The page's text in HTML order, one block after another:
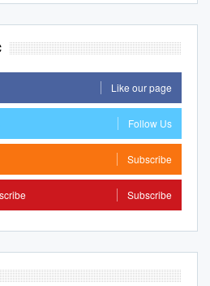
Like our page
Follow Us
Subscribe
Subscribe